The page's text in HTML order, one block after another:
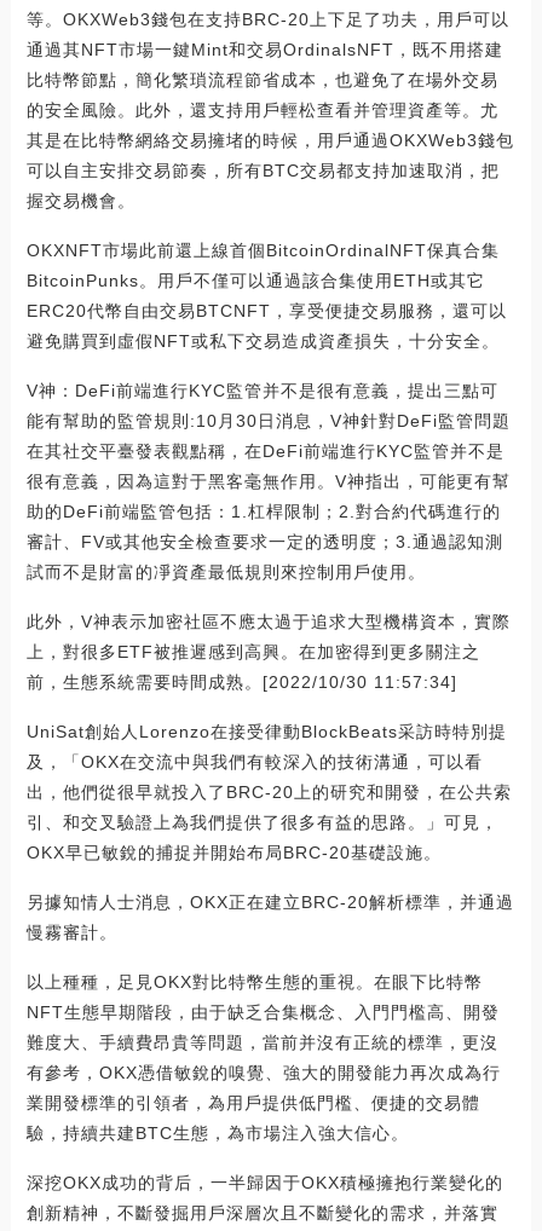
等。OKXWeb3錢包在支持BRC-20上下足了功夫，用戶可以
通過其NFT市場一鍵Mint和交易OrdinalsNFT，既不用搭建
比特幣節點，簡化繁瑣流程節省成本，也避免了在場外交易
的安全風險。此外，還支持用戶輕松查看并管理資產等。尤
其是在比特幣網絡交易擁堵的時候，用戶通過OKXWeb3錢包
可以自主安排交易節奏，所有BTC交易都支持加速取消，把
握交易機會。
OKXNFT市場此前還上線首個BitcoinOrdinalNFT保真合集
BitcoinPunks。用戶不僅可以通過該合集使用ETH或其它
ERC20代幣自由交易BTCNFT，享受便捷交易服務，還可以
避免購買到虛假NFT或私下交易造成資產損失，十分安全。
V神：DeFi前端進行KYC監管并不是很有意義，提出三點可
能有幫助的監管規則:10月30日消息，V神針對DeFi監管問題
在其社交平臺發表觀點稱，在DeFi前端進行KYC監管并不是
很有意義，因為這對于黑客毫無作用。V神指出，可能更有幫
助的DeFi前端監管包括：1.杠桿限制；2.對合約代碼進行的
審計、FV或其他安全檢查要求一定的透明度；3.通過認知測
試而不是財富的凈資產最低規則來控制用戶使用。
此外，V神表示加密社區不應太過于追求大型機構資本，實際
上，對很多ETF被推遲感到高興。在加密得到更多關注之
前，生態系統需要時間成熟。[2022/10/30 11:57:34]
UniSat創始人Lorenzo在接受律動BlockBeats采訪時特別提
及，「OKX在交流中與我們有較深入的技術溝通，可以看
出，他們從很早就投入了BRC-20上的研究和開發，在公共索
引、和交叉驗證上為我們提供了很多有益的思路。」可見，
OKX早已敏銳的捕捉并開始布局BRC-20基礎設施。
另據知情人士消息，OKX正在建立BRC-20解析標準，并通過
慢霧審計。
以上種種，足見OKX對比特幣生態的重視。在眼下比特幣
NFT生態早期階段，由于缺乏合集概念、入門門檻高、開發
難度大、手續費昂貴等問題，當前并沒有正統的標準，更沒
有參考，OKX憑借敏銳的嗅覺、強大的開發能力再次成為行
業開發標準的引領者，為用戶提供低門檻、便捷的交易體
驗，持續共建BTC生態，為市場注入強大信心。
深挖OKX成功的背后，一半歸因于OKX積極擁抱行業變化的
創新精神，不斷發掘用戶深層次且不斷變化的需求，并落實